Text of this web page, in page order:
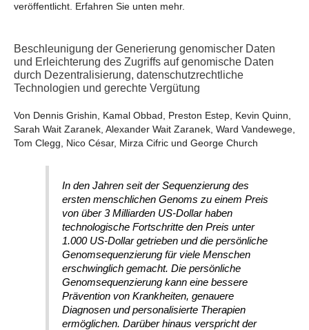
veröffentlicht. Erfahren Sie unten mehr.
Beschleunigung der Generierung genomischer Daten
und Erleichterung des Zugriffs auf genomische Daten
durch Dezentralisierung, datenschutzrechtliche
Technologien und gerechte Vergütung
Von Dennis Grishin, Kamal Obbad, Preston Estep, Kevin Quinn,
Sarah Wait Zaranek, Alexander Wait Zaranek, Ward Vandewege,
Tom Clegg, Nico César, Mirza Cifric und George Church
In den Jahren seit der Sequenzierung des
ersten menschlichen Genoms zu einem Preis
von über 3 Milliarden US-Dollar haben
technologische Fortschritte den Preis unter
1.000 US-Dollar getrieben und die persönliche
Genomsequenzierung für viele Menschen
erschwinglich gemacht. Die persönliche
Genomsequenzierung kann eine bessere
Prävention von Krankheiten, genauere
Diagnosen und personalisierte Therapien
ermöglichen. Darüber hinaus verspricht der